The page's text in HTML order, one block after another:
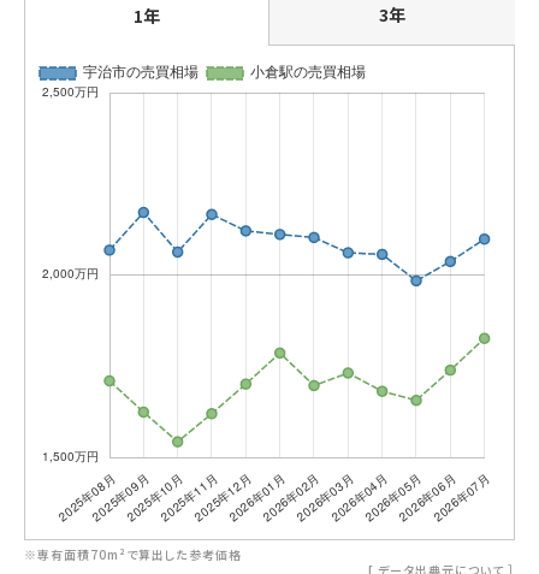
1年 3年
※専有面積70m²で算出した参考価格
[ データ出典元について ］